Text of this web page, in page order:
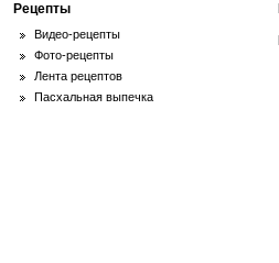
Рецепты
Видео-рецепты
Фото-рецепты
Лента рецептов
Пасхальная выпечка